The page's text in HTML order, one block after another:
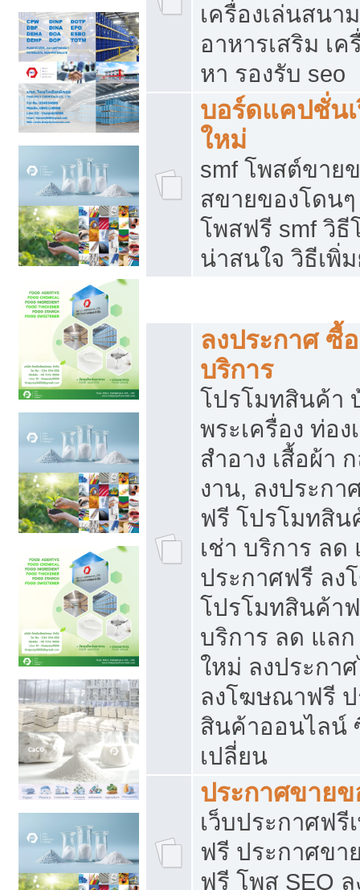
เครื่องเล่นสนา
อาหารเสริม เ
หา รองรับ seo
บอร์ดแคปชั่น
ใหม่
smf โพสต์ขาย
สขายของโดน
โพสฟรี smf วิธี
น่าสนใจ วิธีเพิ่
ลงประกาศ ซื้
บริการ
โปรโมทสินค้า
พระเครื่อง ท่อง
สำอาง เสื้อผ้า
งาน, ลงประก
ฟรี โปรโมทสิ
เช่า บริการ ลด
ประกาศฟรี ล
โปรโมทสินค้า
บริการ ลด แล
ใหม่ ลงประกา
ลงโฆษณาฟรี
สินค้าออนไลน์
เปลี่ยน
ประกาศขายข
เว็บประกาศฟรี
ฟรี ประกาศขา
ฟรี โพส SEO